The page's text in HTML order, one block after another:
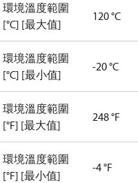
環境溫度範圍
[°C] [最大值]
120 °C
環境溫度範圍
[°C] [最小值]
-20 °C
環境溫度範圍
[°F] [最大值]
248 °F
環境溫度範圍
[°F] [最小值]
-4 °F